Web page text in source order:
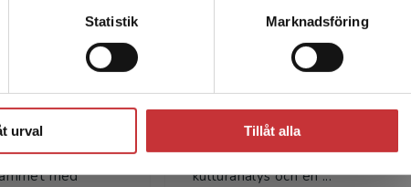
Statistik Marknadsföring
urval Tillåt alla
Yttergren
på
med
Magnus Jansson
universitetsadjunkt och lärare vid
Linköpings universitet med en
magisterexamen i Samhälls- och
kulturanalys och en ...